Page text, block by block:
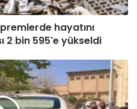
hayatını
2 bin 595'e yükseldi